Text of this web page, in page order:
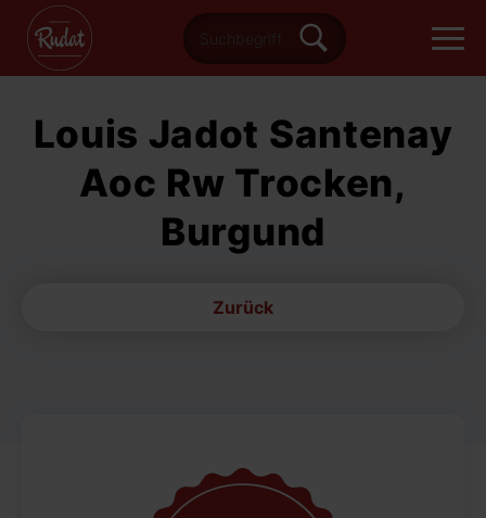
Louis Jadot Santenay
Aoc Rw Trocken,
Burgund
Zurück